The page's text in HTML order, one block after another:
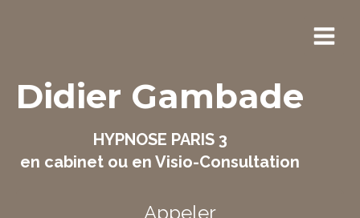
Didier Gambade
HYPNOSE PARIS 3
en cabinet ou en Visio-Consultation
Appeler